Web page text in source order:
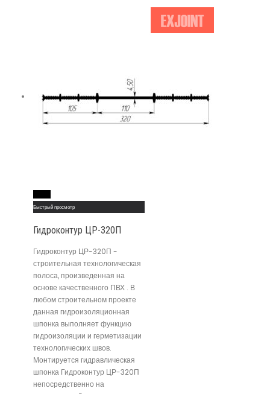
Быстрый просмотр
Гидроконтур ЦР-320П
Гидроконтур ЦР-320П -
строительная технологическая
полоса, произведенная на
основе качественного ПВХ . В
любом строительном проекте
данная гидроизоляционная
шпонка выполняет функцию
гидроизоляции и герметизации
технологических швов.
Монтируется гидравлическая
шпонка Гидроконтур ЦР-320П
непосредственно на